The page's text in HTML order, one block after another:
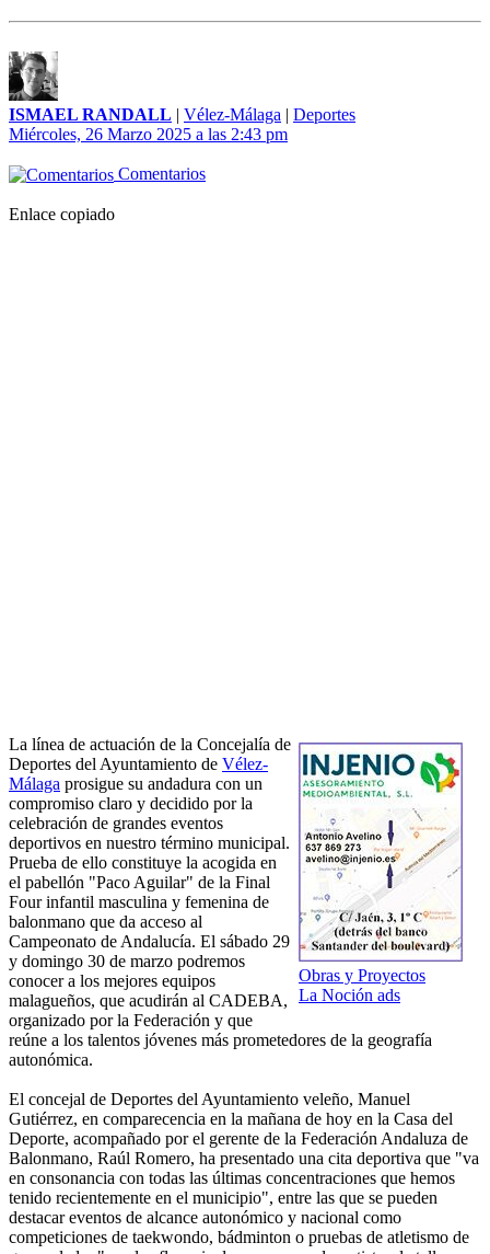
ISMAEL RANDALL | Vélez-Málaga | Deportes
Miércoles, 26 Marzo 2025 a las 2:43 pm
Comentarios
Enlace copiado
Obras y Proyectos
La Noción ads
La línea de actuación de la Concejalía de
Deportes del Ayuntamiento de Vélez-
Málaga prosigue su andadura con un
compromiso claro y decidido por la
celebración de grandes eventos
deportivos en nuestro término municipal.
Prueba de ello constituye la acogida en
el pabellón "Paco Aguilar" de la Final
Four infantil masculina y femenina de
balonmano que da acceso al
Campeonato de Andalucía. El sábado 29
y domingo 30 de marzo podremos
conocer a los mejores equipos
malagueños, que acudirán al CADEBA,
organizado por la Federación y que
reúne a los talentos jóvenes más prometedores de la geografía
autonómica.
El concejal de Deportes del Ayuntamiento veleño, Manuel
Gutiérrez, en comparecencia en la mañana de hoy en la Casa del
Deporte, acompañado por el gerente de la Federación Andaluza de
Balonmano, Raúl Romero, ha presentado una cita deportiva que "va
en consonancia con todas las últimas concentraciones que hemos
tenido recientemente en el municipio", entre las que se pueden
destacar eventos de alcance autonómico y nacional como
competiciones de taekwondo, bádminton o pruebas de atletismo de